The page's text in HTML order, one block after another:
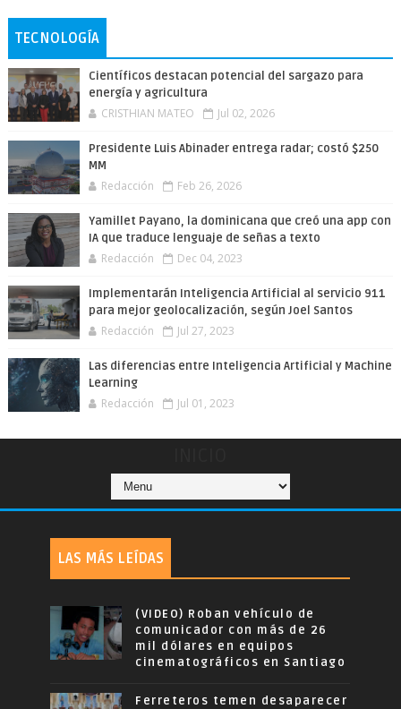
TECNOLOGÍA
Científicos destacan potencial del sargazo para
energía y agricultura
CRISTHIAN MATEO Jul 02, 2026
Presidente Luis Abinader entrega radar; costó $250
MM
Redacción Feb 26, 2026
Yamillet Payano, la dominicana que creó una app con
IA que traduce lenguaje de señas a texto
Redacción Dec 04, 2023
Implementarán Inteligencia Artificial al servicio 911
para mejor geolocalización, según Joel Santos
Redacción Jul 27, 2023
Las diferencias entre Inteligencia Artificial y Machine
Learning
Redacción Jul 01, 2023
LAS MÁS LEÍDAS
(VIDEO) Roban vehículo de
comunicador con más de 26
mil dólares en equipos
cinematográficos en Santiago
Ferreteros temen desaparecer